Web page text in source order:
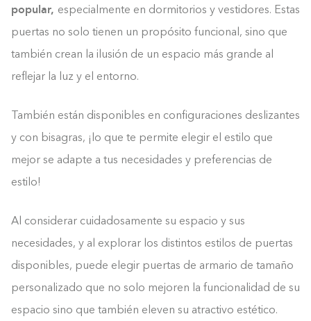
popular, especialmente en dormitorios y vestidores. Estas
puertas no solo tienen un propósito funcional, sino que
también crean la ilusión de un espacio más grande al
reflejar la luz y el entorno.
También están disponibles en configuraciones deslizantes
y con bisagras, ¡lo que te permite elegir el estilo que
mejor se adapte a tus necesidades y preferencias de
estilo!
Al considerar cuidadosamente su espacio y sus
necesidades, y al explorar los distintos estilos de puertas
disponibles, puede elegir puertas de armario de tamaño
personalizado que no solo mejoren la funcionalidad de su
espacio sino que también eleven su atractivo estético.